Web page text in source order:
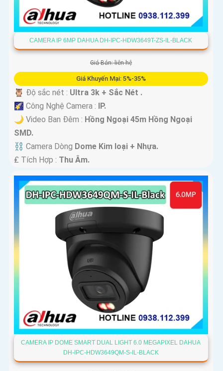
CAMERA IP 6MP DAHUA DH-IPC-HDW3649T-ZS-IL-BLACK
Giá Bán: liên hệ
Giá Khuyến Mại: 5%-35%
🦉 Độ sắc nét : Ultra 3k + Sắc Nét .
🌠 Công Nghệ Camera :
IP.
🌙 Video Ban Đêm : Hồng Ngoại 45m Hồng Ngoại
SMD.
⛓ Camera Dòng Dome Kim loại + Nhựa.
️₤ Tích Hợp : Thu Âm.
CAMERA IP DOME SMART DUAL LIGHT 6.0 MEGAPIXEL DAHUA
DH-IPC-HDW3649QM-S-IL-BLACK